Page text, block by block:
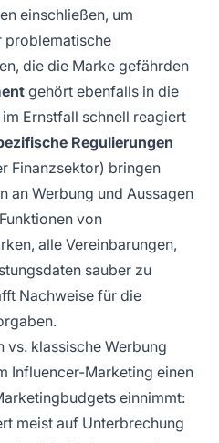
einschließen, um
problematische
die die Marke gefährden
gehört ebenfalls in die
Ernstfall schnell reagiert
Regulierungen
Finanzsektor) bringen
an Werbung und Aussagen
von
alle Vereinbarungen,
sauber zu
Nachweise für die
vs. klassische Werbung
Influencer-Marketing einen
einnimmt:
meist auf Unterbrechung